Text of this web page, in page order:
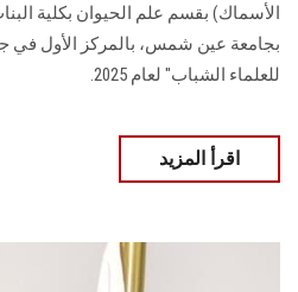
الأسماك) بقسم علم الحيوان بكلية
بجامعة عين شمس، بالمركز الأول في
للعلماء الشباب" لعام 2025.
اقرأ المزيد